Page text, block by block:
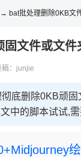
→ bat批处理删除0KB文
文件或文件
：junjie
底删除0KB顽
中的脚本试试,